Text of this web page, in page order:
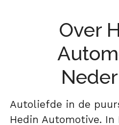
Over
Autoliefde in de
Hedin Automotive.